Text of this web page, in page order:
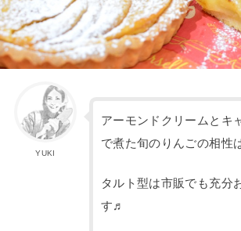
YUKI
アーモンドクリームとキ
で煮た旬のりんごの相性
タルト型は市販でも充分
す♬